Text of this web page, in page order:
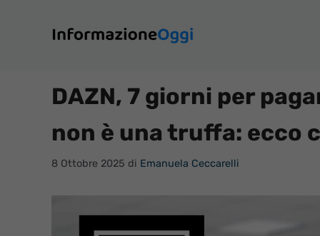
contenuto
DAZN, 7 giorni per
non è una truffa: ecco
8 Ottobre 2025 di Emanuela Ceccarelli